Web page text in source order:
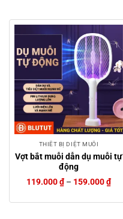
THIẾT BỊ DIỆT MUỖI
Vợt bắt muỗi dẫn dụ muỗi tự
động
119.000₫– 159.000₫